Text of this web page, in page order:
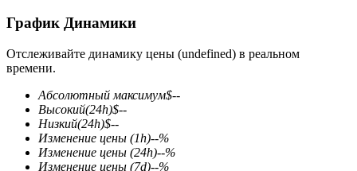
Фьючерсы на COIN-M
Криптовалютные фьючерсы
График Динамики
Отслеживайте динамику цены (undefined) в реальном
времени.
Абсолютный максимум$--
Высокий(24h)$--
Низкий(24h)$--
Изменение цены (1h)--%
Изменение цены (24h)--%
Изменение цены (7d)--%